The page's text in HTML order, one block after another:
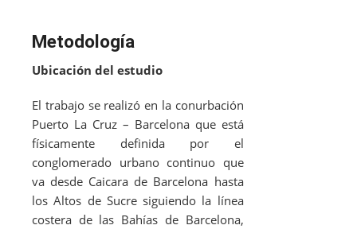
Metodología
Ubicación del estudio
El trabajo se realizó en la conurbación
Puerto La Cruz – Barcelona que está
físicamente definida por el
conglomerado urbano continuo que
va desde Caicara de Barcelona hasta
los Altos de Sucre siguiendo la línea
costera de las Bahías de Barcelona,